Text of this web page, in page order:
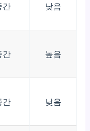
간 낮음
간 높음
간 낮음